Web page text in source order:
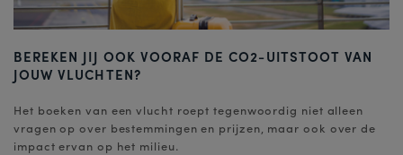
BEREKEN JIJ OOK VOORAF DE CO2-UITSTOOT VAN
JOUW VLUCHTEN?
Het boeken van een vlucht roept tegenwoordig niet alleen
vragen op over bestemmingen en prijzen, maar ook over de
impact ervan op het milieu.